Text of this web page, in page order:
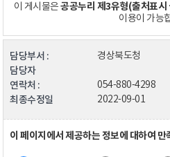
이 게시물은공공누리 제3유형(출처표시
이용이 가능
담당부서 : 경상북도청
담당자
연락처 :
054-880-4298
최종수정일 2022-09-01
이 페이지에서 제공하는 정보에 대하여 만